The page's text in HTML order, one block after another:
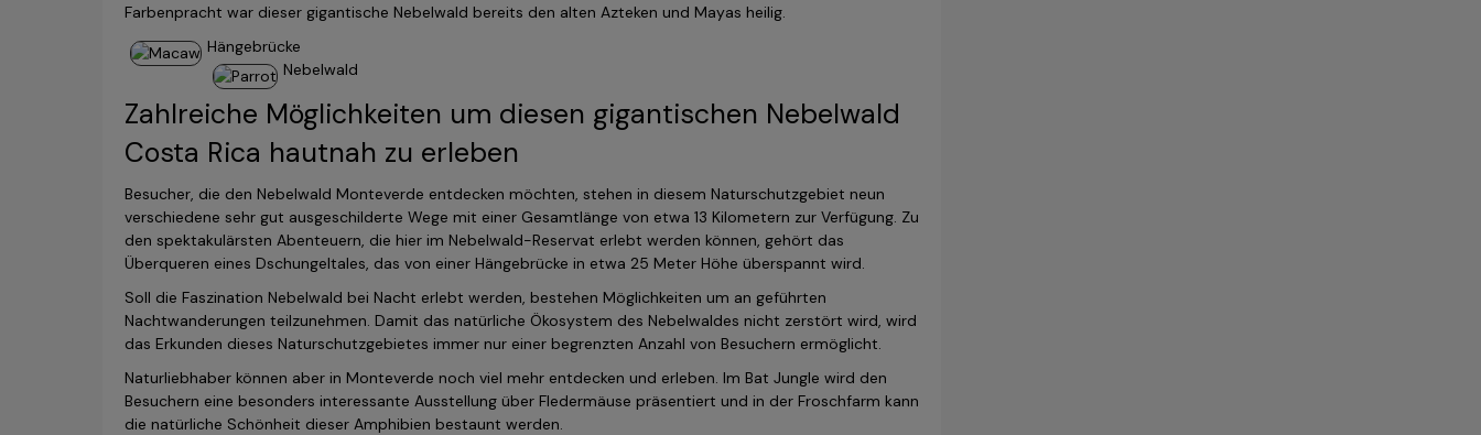
Farbenpracht war dieser gigantische Nebelwald bereits den alten Azteken und Mayas heilig.
Hängebrücke
Nebelwald
Zahlreiche Möglichkeiten um diesen gigantischen Nebelwald
Costa Rica hautnah zu erleben
Besucher, die den Nebelwald Monteverde entdecken möchten, stehen in diesem Naturschutzgebiet neun
verschiedene sehr gut ausgeschilderte Wege mit einer Gesamtlänge von etwa 13 Kilometern zur Verfügung. Zu
den spektakulärsten Abenteuern, die hier im Nebelwald-Reservat erlebt werden können, gehört das
Überqueren eines Dschungeltales, das von einer Hängebrücke in etwa 25 Meter Höhe überspannt wird.
Soll die Faszination Nebelwald bei Nacht erlebt werden, bestehen Möglichkeiten um an geführten
Nachtwanderungen teilzunehmen. Damit das natürliche Ökosystem des Nebelwaldes nicht zerstört wird, wird
das Erkunden dieses Naturschutzgebietes immer nur einer begrenzten Anzahl von Besuchern ermöglicht.
Naturliebhaber können aber in Monteverde noch viel mehr entdecken und erleben. Im Bat Jungle wird den
Besuchern eine besonders interessante Ausstellung über Fledermäuse präsentiert und in der Froschfarm kann
die natürliche Schönheit dieser Amphibien bestaunt werden.